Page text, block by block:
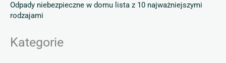
Odpady niebezpieczne w domu lista z 10 najważniejszymi
rodzajami
Kategorie